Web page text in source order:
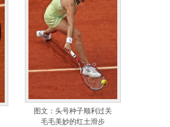
图文：头号种子顺利过关
毛毛美妙的红土滑步